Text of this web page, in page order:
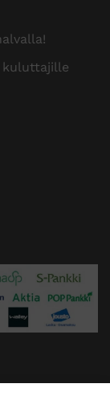
kuluttajille